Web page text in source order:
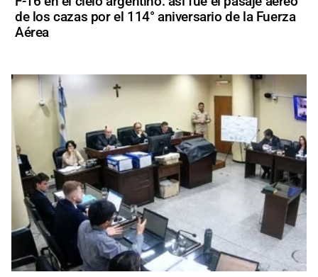
de los cazas por el 114° aniversario de la Fuerza
Aérea